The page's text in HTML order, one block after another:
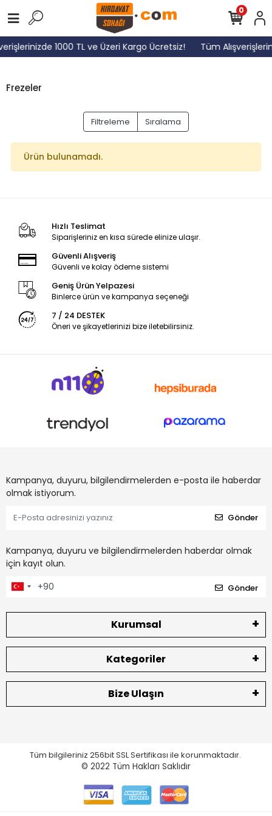
1000 TL ve Üzeri Kargo Ücretsiz! Tüm
0
Frezeler
Filtreleme Sıralama
Ürün bulunamadı.
Hızlı Teslimat
Siparişleriniz en kısa sürede elinize ulaşır.
Güvenli Alışveriş
Güvenli ve kolay ödeme sistemi
Geniş Ürün Yelpazesi
Binlerce ürün ve kampanya seçeneği
7 / 24 DESTEK
Öneri ve şikayetlerinizi bize iletebilirsiniz.
Kampanya, duyuru, bilgilendirmelerden e-posta ile haberdar
olmak istiyorum.
Gönder
Kampanya, duyuru ve bilgilendirmelerden haberdar olmak
için kayıt olun.
Gönder
Kurumsal
Kategoriler
Bize Ulaşın
Tüm bilgileriniz 256bit SSL Sertifikası ile korunmaktadır.
© 2022 Tüm Hakları Saklıdır